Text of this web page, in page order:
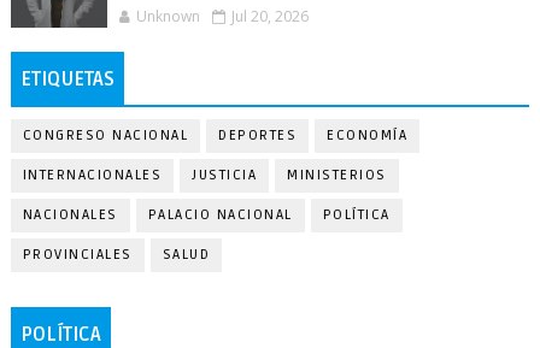
Unknown Jul 20, 2026
ETIQUETAS
CONGRESO NACIONAL DEPORTES ECONOMÍA
INTERNACIONALES JUSTICIA MINISTERIOS
NACIONALES PALACIO NACIONAL POLÍTICA
PROVINCIALES SALUD
POLÍTICA